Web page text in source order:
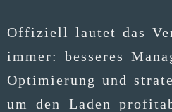
Offi­zi­ell lau­tet das
immer: bes­se­res
Opti­mie­rung und
um den Laden